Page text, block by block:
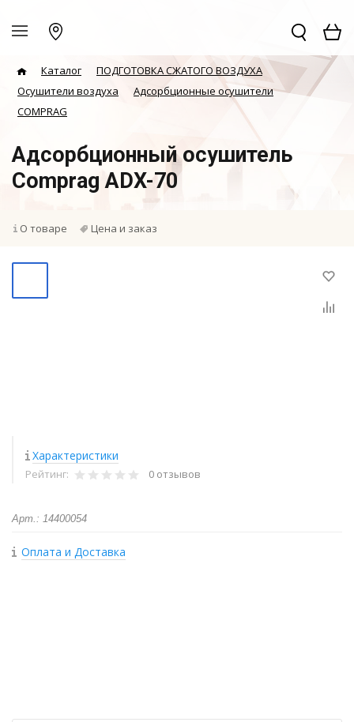
Каталог
ПОДГОТОВКА СЖАТОГО ВОЗДУХА
Осушители воздуха
Адсорбционные осушители
COMPRAG
Адсорбционный осушитель
Comprag ADX-70
О товаре Цена и заказ
Характеристики
Рейтинг: 0 отзывов
Арт.: 14400054
Оплата и Доставка